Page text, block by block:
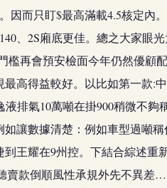
而只盯$最高滿載4.5核定內
、2S廂底更佳。總之大家眼
檻再會預安檢面今年仍然優顧
高得益較好。以比如第一款:
排氣10萬噸在掛900稍微不夠
讓數據清楚：例如車型過噸稱
王耀在9州控。下結合綜述重
賣款倒順風性承規外先不異